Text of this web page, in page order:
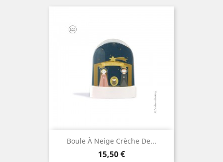
Boule À Neige Crèche De...
Prix
15,50 €